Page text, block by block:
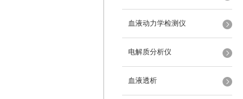
血液动力学检测仪
电解质分析仪
血液透析